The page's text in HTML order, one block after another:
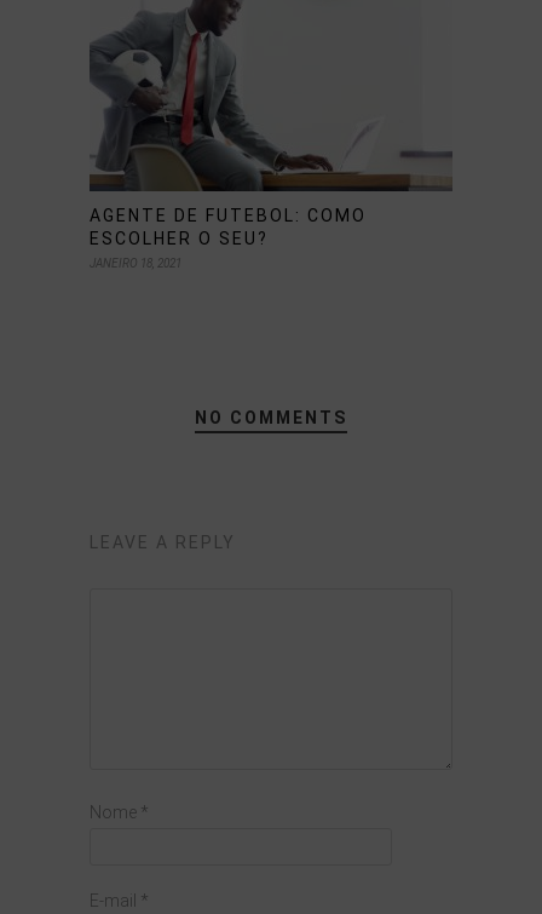
AGENTE DE FUTEBOL: COMO
ESCOLHER O SEU?
JANEIRO 18, 2021
NO COMMENTS
LEAVE A REPLY
Nome *
E-mail *